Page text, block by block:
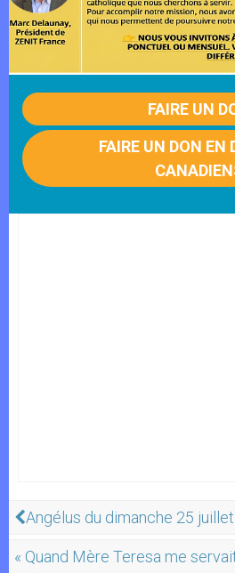
FAIRE UN
FAIRE UN DON EN
Angélus du dimanche 25 juillet
« Quand Mère Teresa me